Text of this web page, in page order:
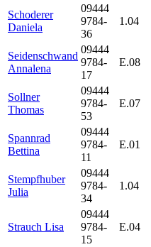
Schoderer
Daniela
09444
9784-
36
1.04
Seidenschwand
Annalena
09444
9784-
17
E.08
Sollner
Thomas
09444
9784-
53
E.07
Spannrad
Bettina
09444
9784-
11
E.01
Stempfhuber
Julia
09444
9784-
34
1.04
Strauch Lisa
09444
9784-
15
E.04